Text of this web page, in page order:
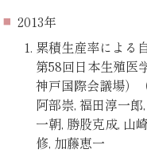
2013年
累積生産率による
第58回日本生殖医
神戸国際会議場）（
阿部崇, 福田淳一郎,
一朝, 勝股克成, 山
修, 加藤恵一